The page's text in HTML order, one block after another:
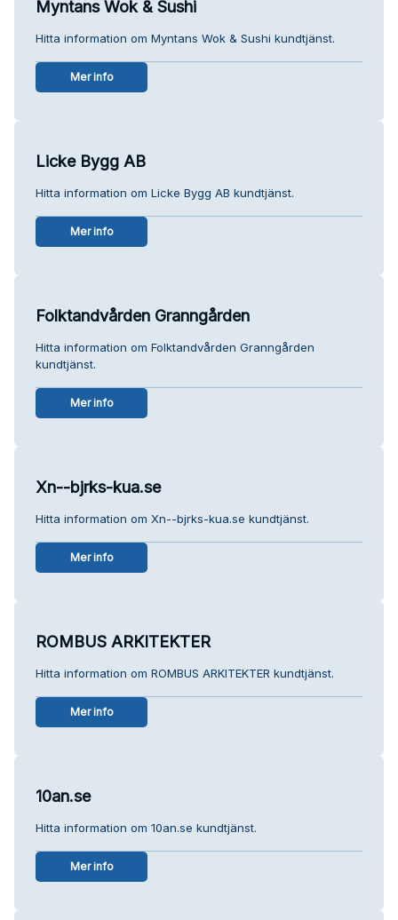
Myntans Wok & Sushi
Hitta information om Myntans Wok & Sushi kundtjänst.
Mer info
Licke Bygg AB
Hitta information om Licke Bygg AB kundtjänst.
Mer info
Folktandvården Granngården
Hitta information om Folktandvården Granngården
kundtjänst.
Mer info
Xn--bjrks-kua.se
Hitta information om Xn--bjrks-kua.se kundtjänst.
Mer info
ROMBUS ARKITEKTER
Hitta information om ROMBUS ARKITEKTER kundtjänst.
Mer info
10an.se
Hitta information om 10an.se kundtjänst.
Mer info